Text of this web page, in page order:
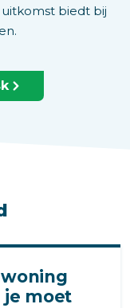
biedt bij
je moet